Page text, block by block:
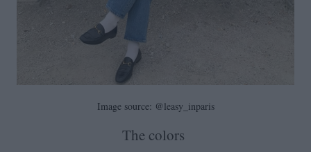
Image source: @leasy_inparis
The colors